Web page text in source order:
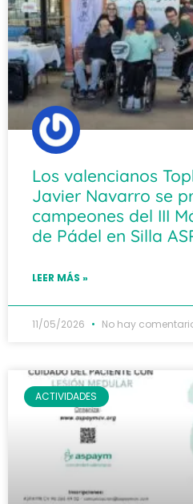
Los valencianos
Javier Navarro se
campeones del III
de Pádel en Silla
LEER MÁS »
11/05/2026 No hay
ACTIVIDADES